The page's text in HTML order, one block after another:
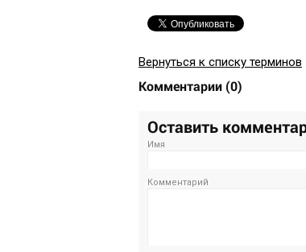
Вернуться к списку терминов
Комментарии (0)
Оставить
Имя
Комментарий